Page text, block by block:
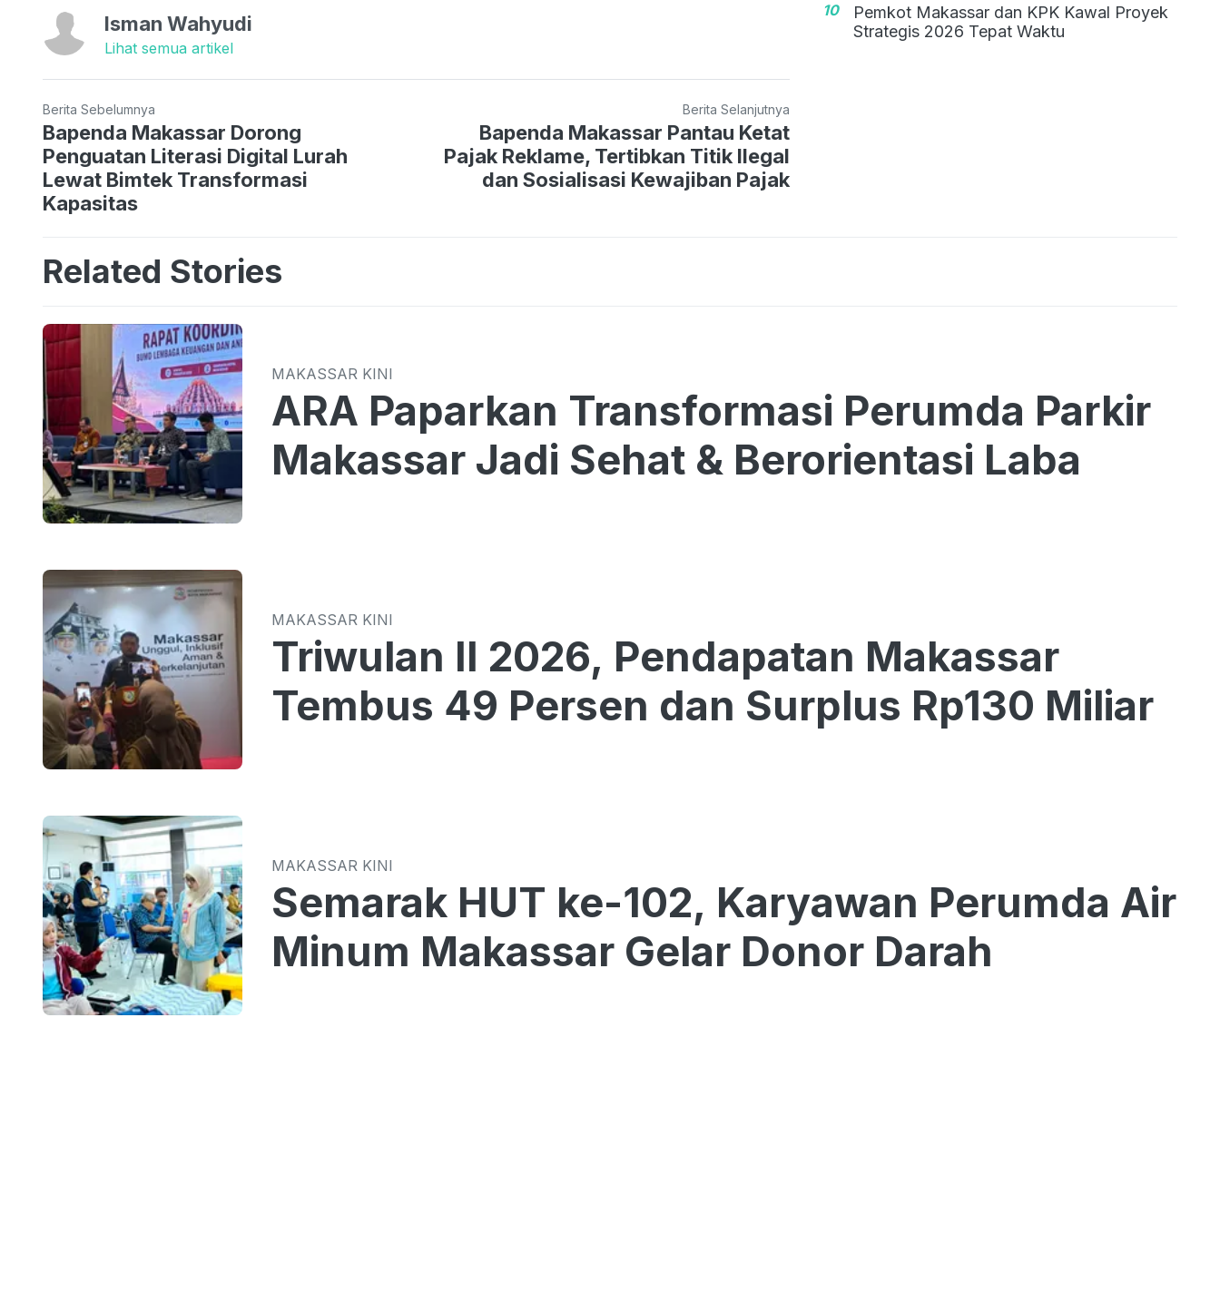
Isman Wahyudi
Lihat semua artikel
Berita Sebelumnya
Bapenda Makassar Dorong
Penguatan Literasi Digital Lurah
Lewat Bimtek Transformasi
Kapasitas
Berita Selanjutnya
Bapenda Makassar Pantau Ketat
Pajak Reklame, Tertibkan Titik Ilegal
dan Sosialisasi Kewajiban Pajak
10
Pemkot Makassar dan KPK Kawal Proyek
Strategis 2026 Tepat Waktu
Related Stories
MAKASSAR KINI
ARA Paparkan Transformasi Perumda Parkir
Makassar Jadi Sehat & Berorientasi Laba
MAKASSAR KINI
Triwulan II 2026, Pendapatan Makassar
Tembus 49 Persen dan Surplus Rp130 Miliar
MAKASSAR KINI
Semarak HUT ke-102, Karyawan Perumda Air
Minum Makassar Gelar Donor Darah